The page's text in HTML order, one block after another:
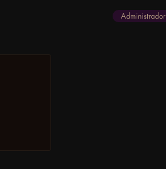
Administrador